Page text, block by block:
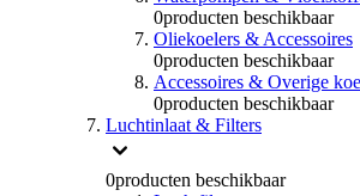
0producten beschikbaar
Oliekoelers & Accessoires
0producten beschikbaar
Accessoires & Overige
0producten beschikbaar
Luchtinlaat & Filters
0producten beschikbaar